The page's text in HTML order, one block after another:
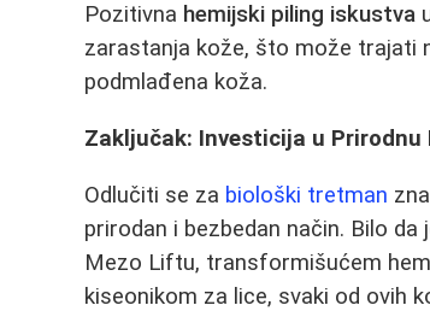
Pozitivna hemijski piling iskustva
zarastanja kože, što može trajati
podmlađena koža.
Zaključak: Investicija u Prirodnu
Odlučiti se za biološki tretman
prirodan i bezbedan način. Bilo
Mezo Liftu, transformišućem
kiseonikom za lice, svaki od ovih